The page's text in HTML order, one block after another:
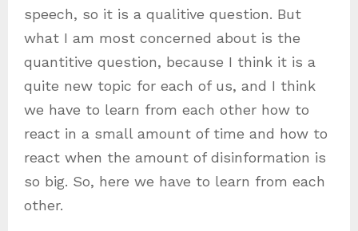
speech, so it is a qualitive question. But
what I am most concerned about is the
quantitive question, because I think it is a
quite new topic for each of us, and I think
we have to learn from each other how to
react in a small amount of time and how to
react when the amount of disinformation is
so big. So, here we have to learn from each
other.